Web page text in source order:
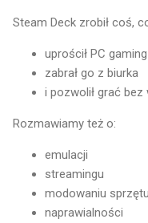
Steam Deck zrobił coś,
uprościł PC gaming
zabrał go z biurka
i pozwolił grać
Rozmawiamy też o:
emulacji
streamingu
modowaniu sprzętu
naprawialności